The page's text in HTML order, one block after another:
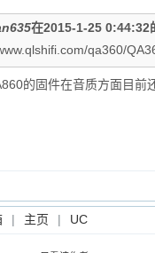
在2015-1-25 0:44:32
qa360/
的固件在音质方面目前
| 主页 | UC